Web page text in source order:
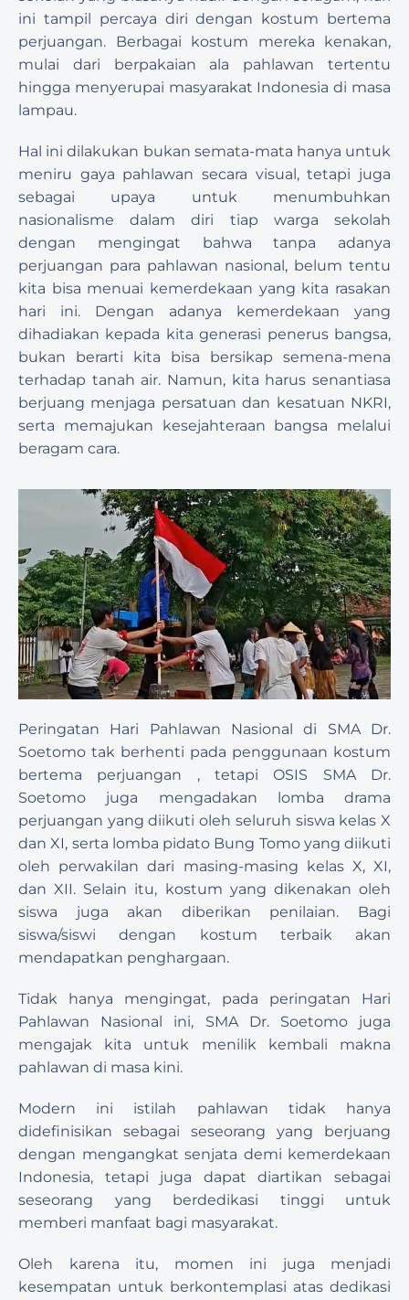
ini tampil percaya diri dengan kostum bertema
perjuangan. Berbagai kostum mereka kenakan,
mulai dari berpakaian ala pahlawan tertentu
hingga menyerupai masyarakat Indonesia di masa
lampau.
Hal ini dilakukan bukan semata-mata hanya untuk
meniru gaya pahlawan secara visual, tetapi juga
sebagai upaya untuk menumbuhkan
nasionalisme dalam diri tiap warga sekolah
dengan mengingat bahwa tanpa adanya
perjuangan para pahlawan nasional, belum tentu
kita bisa menuai kemerdekaan yang kita rasakan
hari ini. Dengan adanya kemerdekaan yang
dihadiakan kepada kita generasi penerus bangsa,
bukan berarti kita bisa bersikap semena-mena
terhadap tanah air. Namun, kita harus senantiasa
berjuang menjaga persatuan dan kesatuan NKRI,
serta memajukan kesejahteraan bangsa melalui
beragam cara.
Peringatan Hari Pahlawan Nasional di SMA Dr.
Soetomo tak berhenti pada penggunaan kostum
bertema perjuangan , tetapi OSIS SMA Dr.
Soetomo juga mengadakan lomba drama
perjuangan yang diikuti oleh seluruh siswa kelas X
dan XI, serta lomba pidato Bung Tomo yang diikuti
oleh perwakilan dari masing-masing kelas X, XI,
dan XII. Selain itu, kostum yang dikenakan oleh
siswa juga akan diberikan penilaian. Bagi
siswa/siswi dengan kostum terbaik akan
mendapatkan penghargaan.
Tidak hanya mengingat, pada peringatan Hari
Pahlawan Nasional ini, SMA Dr. Soetomo juga
mengajak kita untuk menilik kembali makna
pahlawan di masa kini.
Modern ini istilah pahlawan tidak hanya
didefinisikan sebagai seseorang yang berjuang
dengan mengangkat senjata demi kemerdekaan
Indonesia, tetapi juga dapat diartikan sebagai
seseorang yang berdedikasi tinggi untuk
memberi manfaat bagi masyarakat.
Oleh karena itu, momen ini juga menjadi
kesempatan untuk berkontemplasi atas dedikasi